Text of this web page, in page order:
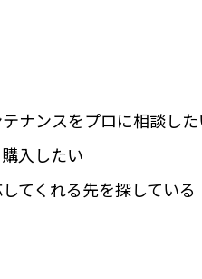
ナンスをプロに相談した
入したい
てくれる先を探している